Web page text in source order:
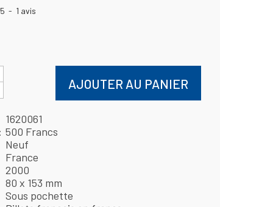
5 - 1 avis
AJOUTER AU PANIER
1620061
500 Francs
Neuf
France
2000
80 x 153 mm
Sous pochette